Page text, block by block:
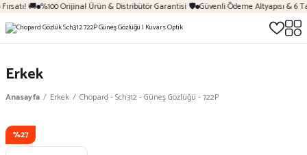
🚚 %100 Orijinal Ürün & Distribütör Garantisi 🛡️ Güvenli Ödeme Altyapısı & 6
Erkek
Anasayfa Erkek Chopard - Sch312 - Güneş Gözlüğü - 722P
%27